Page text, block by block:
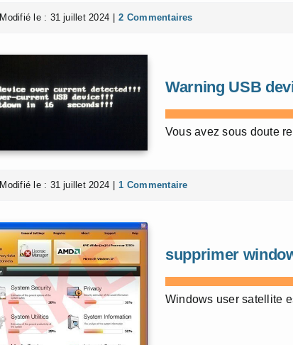
Modifié le : 31 juillet 2024 2 Commentaires
Warning USB
Vous avez sous doute
Modifié le : 31 juillet 2024 1 Commentaire
supprimer
Windows user satellite